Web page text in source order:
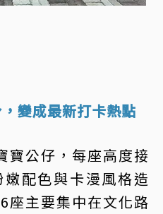
變成最新打卡熱點
寶公仔，每座高度接
配色與卡漫風格造
座主要集中在文化路